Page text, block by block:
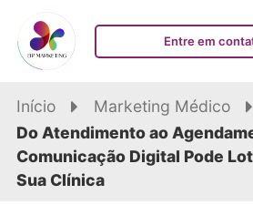
Entre em
Início
Marketing Médico
Do Atendimento ao
Comunicação Digital Pode
Sua Clínica